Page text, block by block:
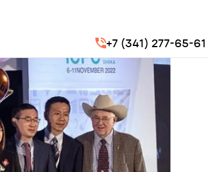
+7 (341) 277-65-61